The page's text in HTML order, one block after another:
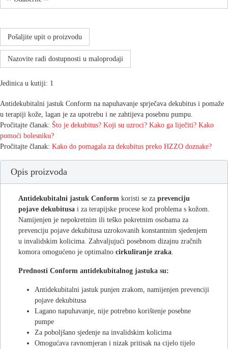
Pošaljite upit o proizvodu
Nazovite radi dostupnosti u maloprodaji
Jedinica u kutiji: 1
Antidekubitalni jastuk Conform na napuhavanje sprječava dekubitus i pomaže
u terapiji kože, lagan je za upotrebu i ne zahtijeva posebnu pumpu.
Pročitajte članak: Što je dekubitus? Koji su uzroci? Kako ga liječiti? Kako
pomoći bolesniku?
Pročitajte članak: Kako do pomagala za dekubitus preko HZZO doznake?
Opis proizvoda
Antidekubitalni jastuk Conform koristi se za prevenciju
pojave dekubitusa i za terapijske procese kod problema s kožom.
Namijenjen je nepokretnim ili teško pokretnim osobama za
prevenciju pojave dekubitusa uzrokovanih konstantnim sjedenjem
u invalidskim kolicima. Zahvaljujući posebnom dizajnu zračnih
komora omogućeno je optimalno cirkuliranje zraka
Prednosti Conform antidekubitalnog jastuka su:
Antidekubitalni jastuk punjen zrakom, namijenjen prevenciji
pojave dekubitusa
Lagano napuhavanje, nije potrebno korištenje posebne
pumpe
Za poboljšano sjedenje na invalidskim kolicima
Omogućava ravnomjeran i nizak pritisak na cijelo tijelo